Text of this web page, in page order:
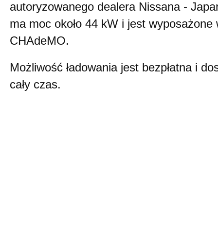
autoryzowanego dealera Nissana -
ma moc około 44 kW i jest wyposażone
CHAdeMO.
Możliwość ładowania jest bezpłatna i
cały czas.